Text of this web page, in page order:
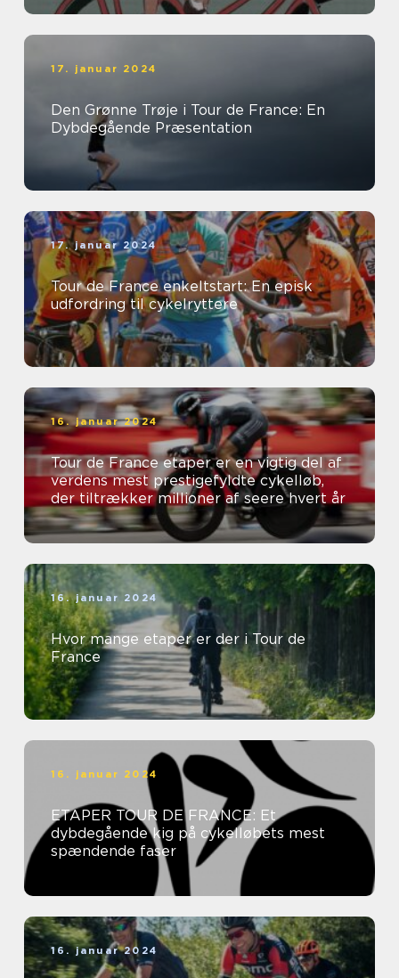
17. januar 2024
Den Grønne Trøje i Tour de France: En
Dybdegående Præsentation
17. januar 2024
Tour de France enkeltstart: En episk
udfordring til cykelryttere
16. januar 2024
Tour de France etaper er en vigtig del af
verdens mest prestigefyldte cykelløb,
der tiltrækker millioner af seere hvert år
16. januar 2024
Hvor mange etaper er der i Tour de
France
16. januar 2024
ETAPER TOUR DE FRANCE: Et
dybdegående kig på cykelløbets mest
spændende faser
16. januar 2024